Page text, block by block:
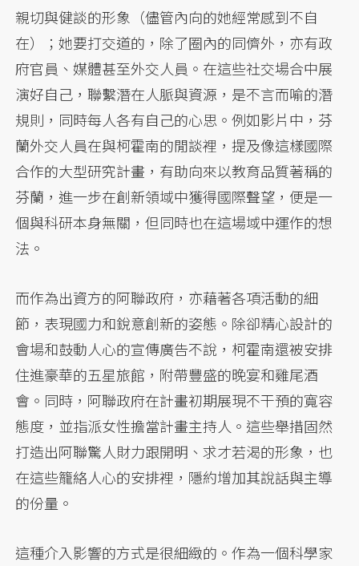
親切與健談的形象（儘管內向的她經常感到不自
在）；她要打交道的，除了圈內的同儕外，亦有政
府官員、媒體甚至外交人員。在這些社交場合中展
演好自己，聯繫潛在人脈與資源，是不言而喻的潛
規則，同時每人各有自己的心思。例如影片中，芬
蘭外交人員在與柯霍南的閒談裡，提及像這樣國際
合作的大型研究計畫，有助向來以教育品質著稱的
芬蘭，進一步在創新領域中獲得國際聲望，便是一
個與科研本身無關，但同時也在這場域中運作的想
法。
而作為出資方的阿聯政府，亦藉著各項活動的細
節，表現國力和銳意創新的姿態。除卻精心設計的
會場和鼓動人心的宣傳廣告不說，柯霍南還被安排
住進豪華的五星旅館，附帶豐盛的晚宴和雞尾酒
會。同時，阿聯政府在計畫初期展現不干預的寬容
態度，並指派女性擔當計畫主持人。這些舉措固然
打造出阿聯驚人財力跟開明、求才若渴的形象，也
在這些籠絡人心的安排裡，隱約增加其說話與主導
的份量。
這種介入影響的方式是很細緻的。作為一個科學家